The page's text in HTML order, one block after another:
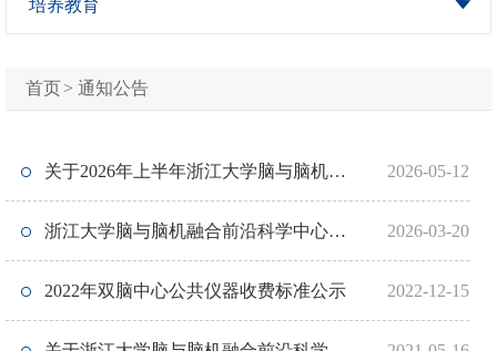
培养教育
首页> 通知公告
关于2026年上半年浙江大学脑与脑机融
合前沿科学中心长聘教职评审委员会评
审结果的公示
2026-05-12
浙江大学脑与脑机融合前沿科学中心
2026年上半年长聘教职参评人员业绩公
2026-03-20
2022年双脑中心公共仪器收费标准公示 2022-12-15